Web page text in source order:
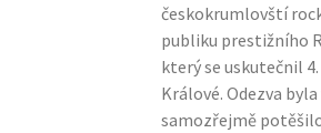
českokrumlovští
publiku prestižního
který se uskutečnil 4.
Králové. Odezva
samozřejmě